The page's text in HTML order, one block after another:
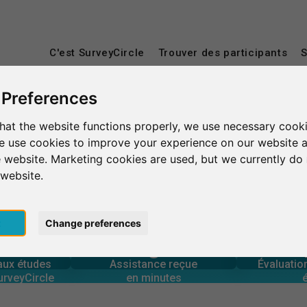
the website functions properly, we use necessary
use cookies to improve your experience on our website
website. Marketing cookies are used, but we currently
Change preferences
C'est SurveyCircle Trouver des participants
Azusa Azusa Pacific University
études
études 0
Assistance reçue
en minutes
0
Assistance fournie